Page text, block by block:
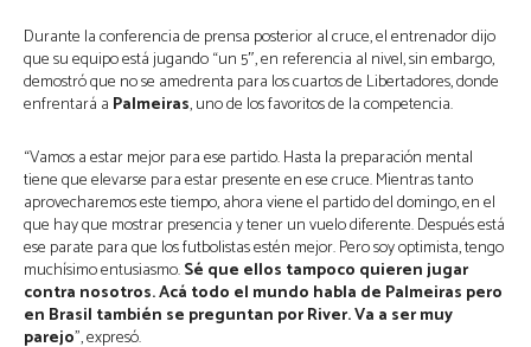
Durante la conferencia de prensa posterior al cruce, el entrenador dijo
que su equipo está jugando “un 5″, en referencia al nivel, sin embargo,
demostró que no se amedrenta para los cuartos de Libertadores, donde
enfrentará a Palmeiras, uno de los favoritos de la competencia.
“Vamos a estar mejor para ese partido. Hasta la preparación mental
tiene que elevarse para estar presente en ese cruce. Mientras tanto
aprovecharemos este tiempo, ahora viene el partido del domingo, en el
que hay que mostrar presencia y tener un vuelo diferente. Después está
ese parate para que los futbolistas estén mejor. Pero soy optimista, tengo
muchísimo entusiasmo.Sé que ellos tampoco quieren jugar
contra nosotros. Acá todo el mundo habla de Palmeiras pero
en Brasil también se preguntan por River. Va a ser muy
parejo”, expresó.